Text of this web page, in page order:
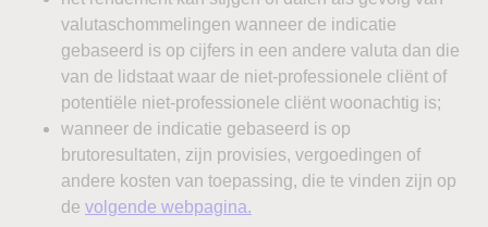
gegevens met 117% ten opzichte van een jaar eerder.
Tegelijkertijd blijft de binnenlandse vraag relatief zwak. De
Chinese economie groeide in het tweede kwartaal met
4,3%, terwijl de consumptiegroei bescheiden bleef. De
sterke export maskeert daardoor gedeeltelijk de zwakte
aan de binnenlandse kant.
Op individueel aandelenniveau steeg het Japanse Kirin